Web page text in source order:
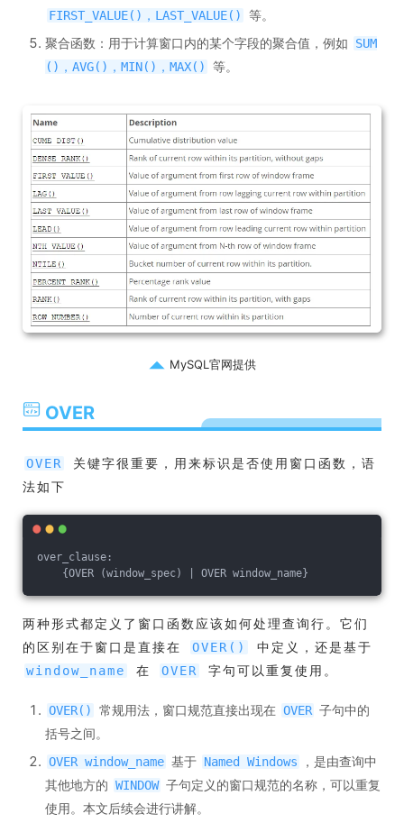
FIRST_VALUE()，LAST_VALUE()
等。
聚合函数：用于计算窗口内的某个字段的聚合值，例如
SUM
()，AVG()，MIN()，MAX()
等。
MySQL官网提供
OVER
OVER
关键字很重要，用来标识是否使用窗口函数，语
法如下
over_clause:
{OVER (window_spec) | OVER window_name}
两种形式都定义了窗口函数应该如何处理查询行。它们
的区别在于窗口是直接在
OVER() 中定义，还是基于
window_name 在 OVER 字句可以重复使用。
OVER() 常规用法，窗口规范直接出现在 OVER 子句中的
括号之间。
OVER window_name 基于 Named Windows
，是由查询中
其他地方的 WINDOW 子句定义的窗口规范的名称，可以重复
使用。本文后续会进行讲解。